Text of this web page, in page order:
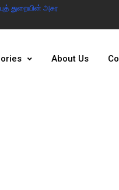
துறையின் அசுர
இந்தியா
About Us